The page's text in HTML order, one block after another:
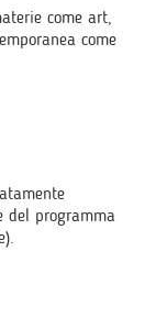
come art,
come
del programma